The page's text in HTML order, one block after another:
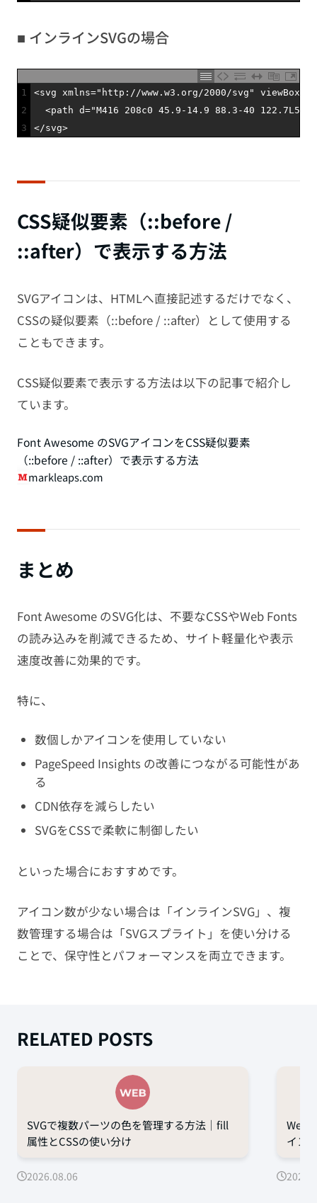
■ インラインSVGの場合
1
2
3
<svg xmlns="http://www.w3.org/2000/svg" viewBox
<path d="M416 208c0 45.9-14.9 88.3-40
</svg>
CSS疑似要素（::before /
::after）で表示する方法
SVGアイコンは、HTMLへ直接記述するだけでなく、
CSSの疑似要素（::before / ::after）として使用する
こともできます。
CSS疑似要素で表示する方法は以下の記事で紹介し
ています。
Font Awesome のSVGアイコンをCSS疑似要素
（::before / ::after）で表示する方法
markleaps.com
まとめ
Font Awesome のSVG化は、不要なCSSやWeb Fonts
の読み込みを削減できるため、サイト軽量化や表示
速度改善に効果的です。
特に、
数個しかアイコンを使用していない
PageSpeed Insights の改善につながる可能性があ
る
CDN依存を減らしたい
SVGをCSSで柔軟に制御したい
といった場合におすすめです。
アイコン数が少ない場合は「インラインSVG」、複
数管理する場合は「SVGスプライト」を使い分ける
ことで、保守性とパフォーマンスを両立できます。
RELATED POSTS
SVGで複数パーツの色を管理する方法｜fill
属性とCSSの使い分け
2026.08.06
Web
イン